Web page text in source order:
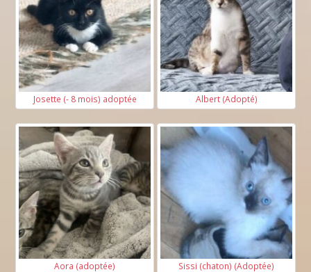
Josette (- 8 mois) adoptée Albert (Adopté)
Aora (adoptée) Sissi (chaton) (Adoptée)